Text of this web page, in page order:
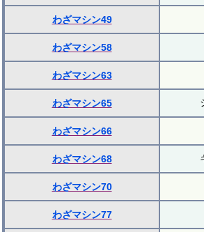
わざマシン49
わざマシン58
わざマシン63
わざマシン65
わざマシン66
わざマシン68
わざマシン70
わざマシン77